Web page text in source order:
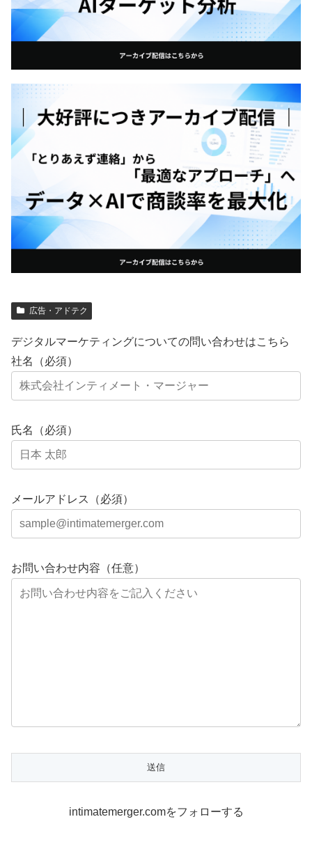
広告・アドテク
デジタルマーケティングについての問い合わせはこちら
社名（必須）
氏名（必須）
メールアドレス（必須）
お問い合わせ内容（任意）
intimatemerger.comをフォローする